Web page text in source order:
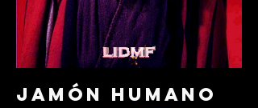
jamón humano